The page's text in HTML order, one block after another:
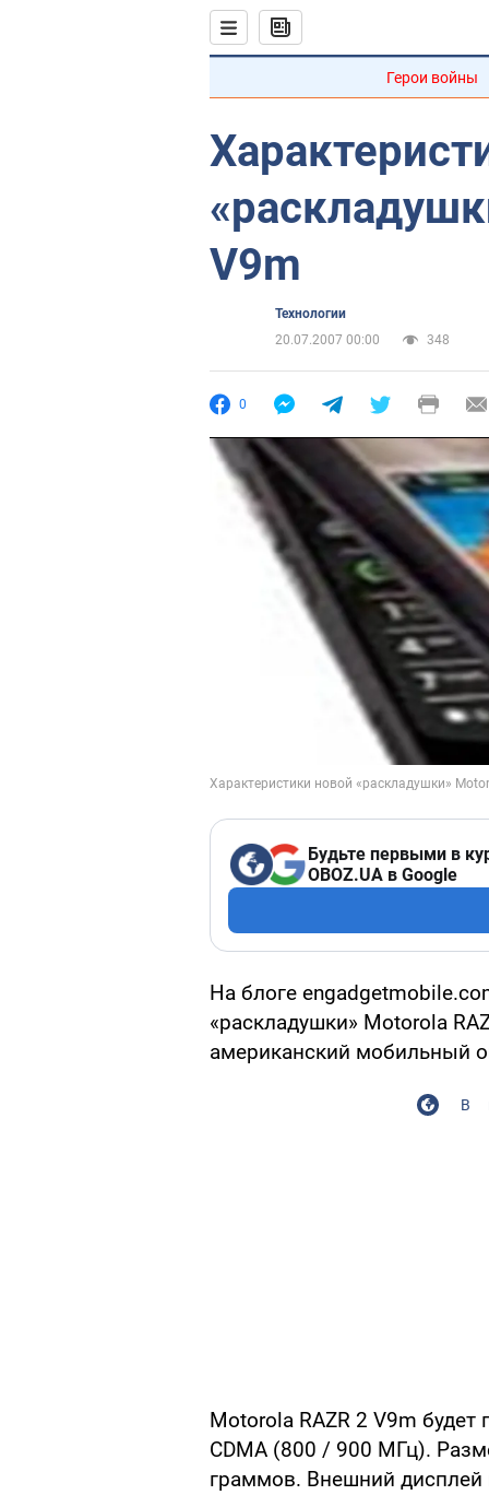
Герои войны
V9m
Технологии
20.07.2007 00:00
348
0
Будьте первыми в
OBOZ.UA в Google
На блоге
«раскладушки» Motorola
американский мобильный
Motorola RAZR 2 V9m
CDMA (800 / 900 МГц).
граммов. Внешний дисплей